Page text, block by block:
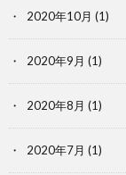
2020年10月 (1)
2020年9月 (1)
2020年8月 (1)
2020年7月 (1)